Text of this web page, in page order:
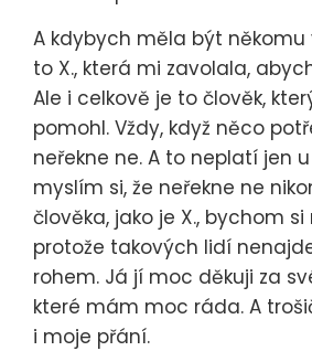
A kdybych měla být někomu
to X., která mi zavolala,
Ale i celkově je to člověk,
pomohl. Vždy, když něco
neřekne ne. A to neplatí jen
myslím si, že neřekne ne
člověka, jako je X., bychom
protože takových lidí
rohem. Já jí moc děkuji za
které mám moc ráda. A
i moje přání.